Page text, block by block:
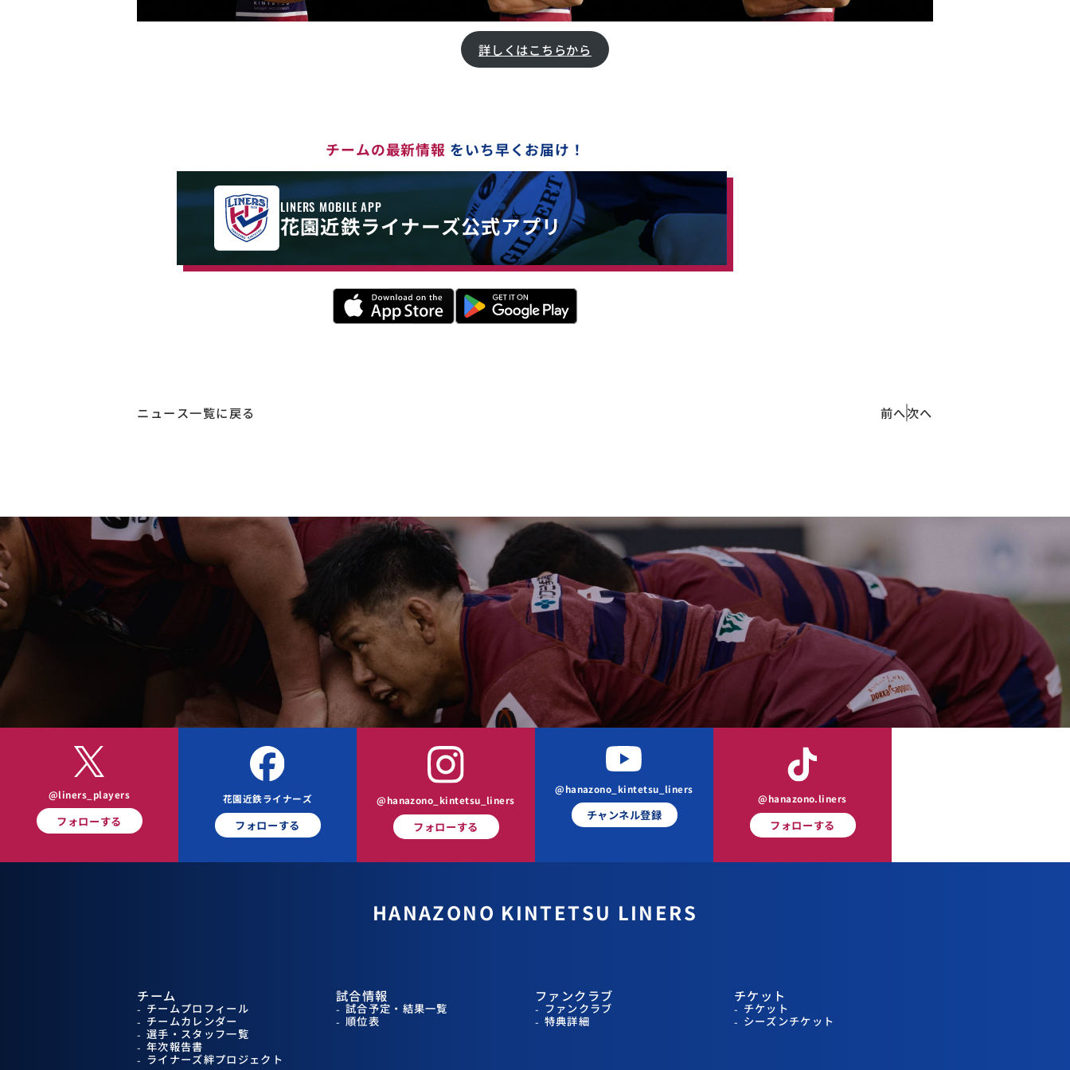
詳しくはこちらから
チームの最新情報 をいち早くお届け！
LINERS MOBILE APP
花園近鉄ライナーズ公式アプリ
ニュース一覧に戻る 前へ次へ
@liners_players
フォローする
花園近鉄ライナーズ
フォローする
@hanazono_kintetsu_liners
フォローする
@hanazono_kintetsu_liners
チャンネル登録
@hanazono.liners
フォローする
HANAZONO KINTETSU LINERS
チーム
チームプロフィール
チームカレンダー
選手・スタッフ一覧
年次報告書
ライナーズ絆プロジェクト
試合情報
試合予定・結果一覧
順位表
ファンクラブ
ファンクラブ
特典詳細
チケット
チケット
シーズンチケット